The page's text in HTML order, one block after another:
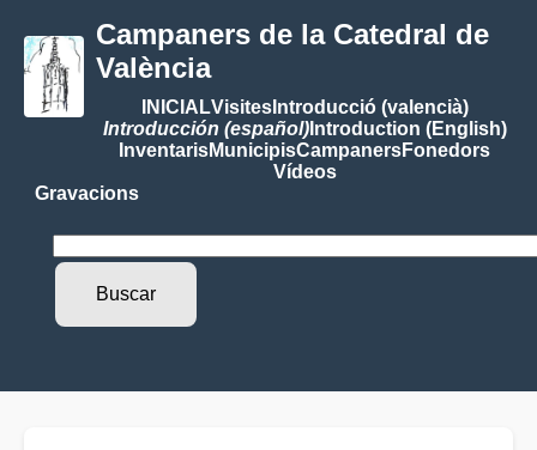
Campaners de la Catedral de
València
INICIALVisitesIntroducció (valencià)
Introducción (español)Introduction (English)
InventarisMunicipisCampanersFonedors
Vídeos
Gravacions